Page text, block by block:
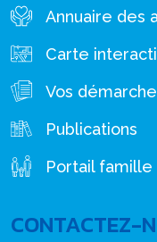
Annuaire des
Carte
Vos
Publications
Portail famille
CONTACTEZ-